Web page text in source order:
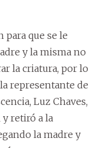
para que se le
y la misma no
la criatura, por lo
representante de
Luz Chaves,
y retiró a la
la madre y